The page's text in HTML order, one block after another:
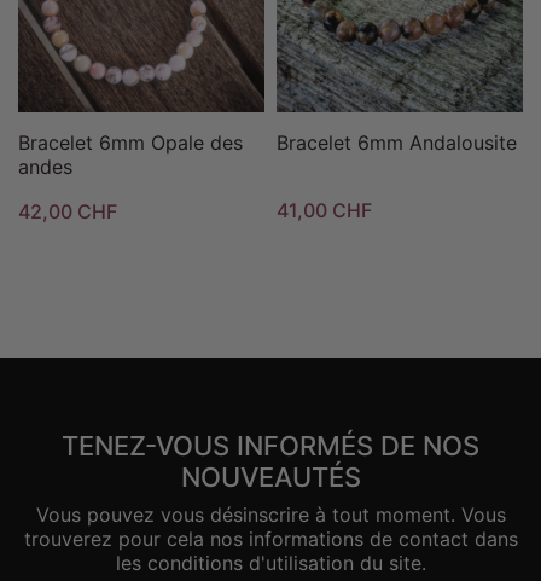
Bracelet 6mm Opale des
andes
42,00 CHF
Bracelet 6mm Andalousite
41,00 CHF
TENEZ-VOUS INFORMÉS DE NOS
NOUVEAUTÉS
Vous pouvez vous désinscrire à tout moment. Vous
trouverez pour cela nos informations de contact dans
les conditions d'utilisation du site.